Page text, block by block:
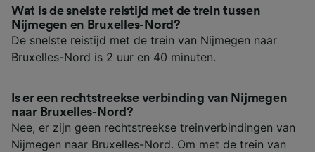
Wat is de snelste reistijd met de trein tussen
Nijmegen en Bruxelles-Nord?
De snelste reistijd met de trein van Nijmegen naar
Bruxelles-Nord is 2 uur en 40 minuten.
Is er een rechtstreekse verbinding van Nijmegen
naar Bruxelles-Nord?
Nee, er zijn geen rechtstreekse treinverbindingen van
Nijmegen naar Bruxelles-Nord. Om met de trein van